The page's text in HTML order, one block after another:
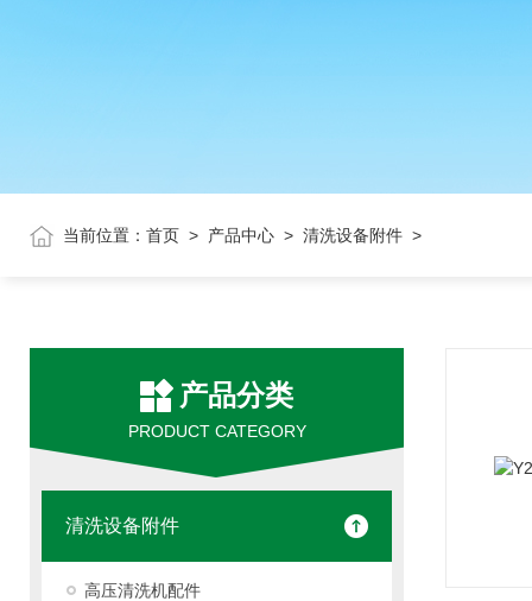
当前位置： 首页 > 产品中心 > 清洗设备附件 >
产品分类
PRODUCT CATEGORY
清洗设备附件
高压清洗机配件